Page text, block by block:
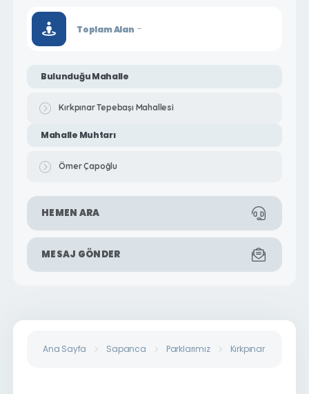
Toplam Alan -
Bulunduğu Mahalle
Kırkpınar Tepebaşı Mahallesi
Mahalle Muhtarı
Ömer Çapoğlu
HEMEN ARA
MESAJ GÖNDER
Ana Sayfa Sapanca Parklarımız Kırkpınar